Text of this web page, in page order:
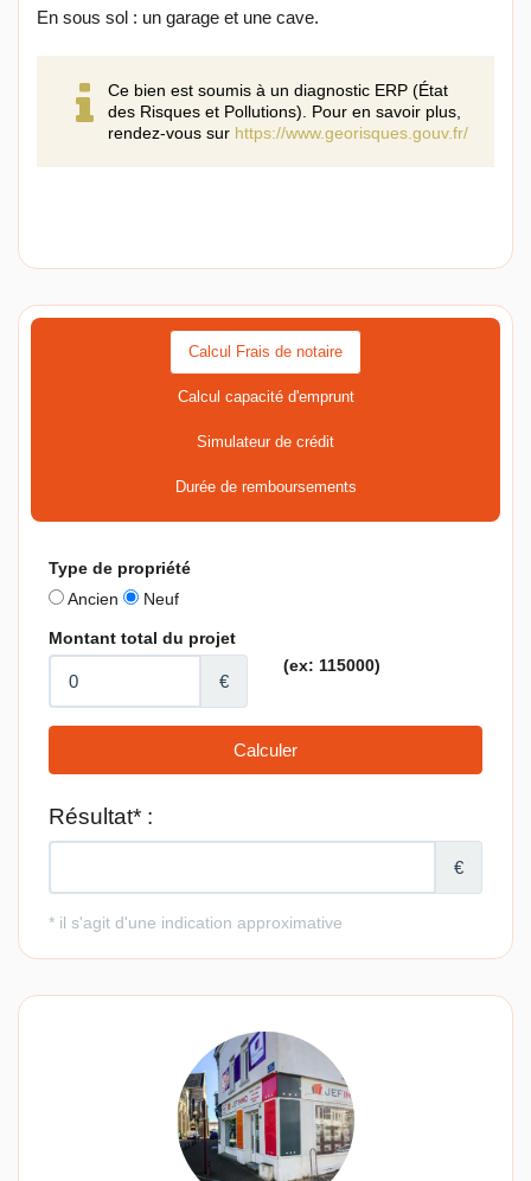
En sous sol : un garage et une cave.
Ce bien est soumis à un diagnostic ERP (État
des Risques et Pollutions). Pour en savoir plus,
rendez-vous sur https://www.georisques.gouv.fr/
Calcul Frais de notaire
Calcul capacité d'emprunt
Simulateur de crédit
Durée de remboursements